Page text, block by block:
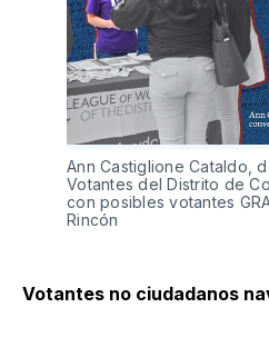
Ann Castiglione Cataldo,
Votantes del Distrito de
con posibles votantes
Rincón
Votantes no ciudadanos